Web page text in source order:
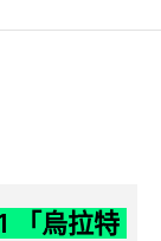
「烏拉特